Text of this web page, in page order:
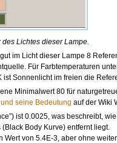
Lichtes dieser Lampe.
im Licht dieser Lampe 8
Für Farbtemperaturen
ist Sonnenlicht im freien die
Minimalwert 80 für
seine Bedeutung auf der Wiki
ist 0.0025, was beschreibt,
Body Kurve) entfernt liegt.
Wert von 5.4E-3, aber ohne